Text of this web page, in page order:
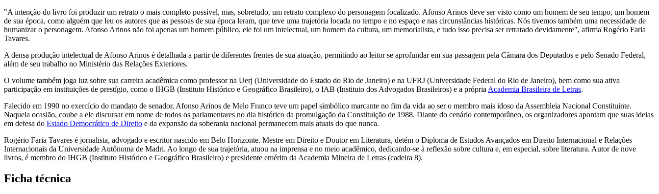
"A intenção do livro foi produzir um retrato o mais completo possível, mas, sobretudo, um retrato complexo do personagem focalizado. Afonso Arinos deve ser visto como um homem de seu tempo, um homem
de sua época, como alguém que leu os autores que as pessoas de sua época leram, que teve uma trajetória locada no tempo e no espaço e nas circunstâncias históricas. Nós tivemos também uma necessidade de
humanizar o personagem. Afonso Arinos não foi apenas um homem público, ele foi um intelectual, um homem da cultura, um memorialista, e tudo isso precisa ser retratado devidamente", afirma Rogério Faria
Tavares.
A densa produção intelectual de Afonso Arinos é detalhada a partir de diferentes frentes de sua atuação, permitindo ao leitor se aprofundar em sua passagem pela Câmara dos Deputados e pelo Senado Federal,
além de seu trabalho no Ministério das Relações Exteriores.
O volume também joga luz sobre sua carreira acadêmica como professor na Uerj (Universidade do Estado do Rio de Janeiro) e na UFRJ (Universidade Federal do Rio de Janeiro), bem como sua ativa
participação em instituições de prestígio, como o IHGB (Instituto Histórico e Geográfico Brasileiro), o IAB (Instituto dos Advogados Brasileiros) e a própria Academia Brasileira de Letras.
Falecido em 1990 no exercício do mandato de senador, Afonso Arinos de Melo Franco teve um papel simbólico marcante no fim da vida ao ser o membro mais idoso da Assembleia Nacional Constituinte.
Naquela ocasião, coube a ele discursar em nome de todos os parlamentares no dia histórico da promulgação da Constituição de 1988. Diante do cenário contemporâneo, os organizadores apontam que suas ideias
em defesa do Estado Democrático de Direito e da expansão da soberania nacional permanecem mais atuais do que nunca.
Rogério Faria Tavares é jornalista, advogado e escritor nascido em Belo Horizonte. Mestre em Direito e Doutor em Literatura, detém o Diploma de Estudos Avançados em Direito Internacional e Relações
Internacionais da Universidade Autônoma de Madri. Ao longo de sua trajetória, atuou na imprensa e no meio acadêmico, dedicando-se à reflexão sobre cultura e, em especial, sobre literatura. Autor de nove
livros, é membro do IHGB (Instituto Histórico e Geográfico Brasileiro) e presidente emérito da Academia Mineira de Letras (cadeira 8).
Ficha técnica